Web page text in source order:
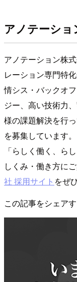
アノテーシ
アノテーション株
レーション専門特
情シス・バックオ
ジー、高い技術力
様の課題解決を行
を募集しています
「らしく働く、ら
しくみ・働き方に
社 採用サイト をぜ
この記事をシェア